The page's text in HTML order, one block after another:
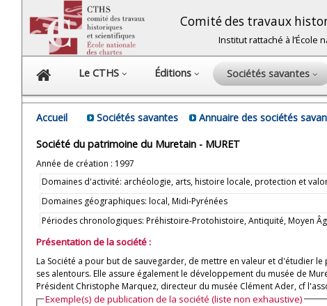
Comité des travaux
Institut rattaché à l’École
Le CTHS Éditions Sociétés savantes
Accueil Sociétés savantes Annuaire des sociétés
Société du patrimoine du Muretain - MURET
Année de création : 1997
Domaines d'activité: archéologie, arts, histoire locale, protection et
Domaines géographiques: local, Midi-Pyrénées
Périodes chronologiques: Préhistoire-Protohistoire, Antiquité, Moyen
Présentation de la société :
La Société a pour but de sauvegarder, de mettre en valeur et d'étudier
ses alentours. Elle assure également le développement du musée de
Président Christophe Marquez, directeur du musée Clément Ader, cf
Exemple(s) de publication de la société (liste non exhaustive)